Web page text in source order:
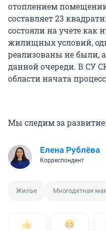
отоплением
составляет 23
состояли на учете
жилищных условий,
реализованы не были,
данной очереди. В СУ
области начата
Мы следим за
Елена Рублёва
Корреспондент
Жилье Многодетная